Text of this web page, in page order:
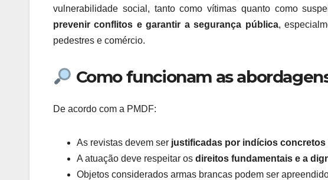
vulnerabilidade social, tanto como vítimas quanto como
prevenir conflitos e garantir a segurança pública,
pedestres e comércio.
Como funcionam as
De acordo com a PMDF:
As revistas devem ser justificadas por indícios concretos
A atuação deve respeitar os direitos fundamentais e a
Objetos considerados armas brancas podem ser